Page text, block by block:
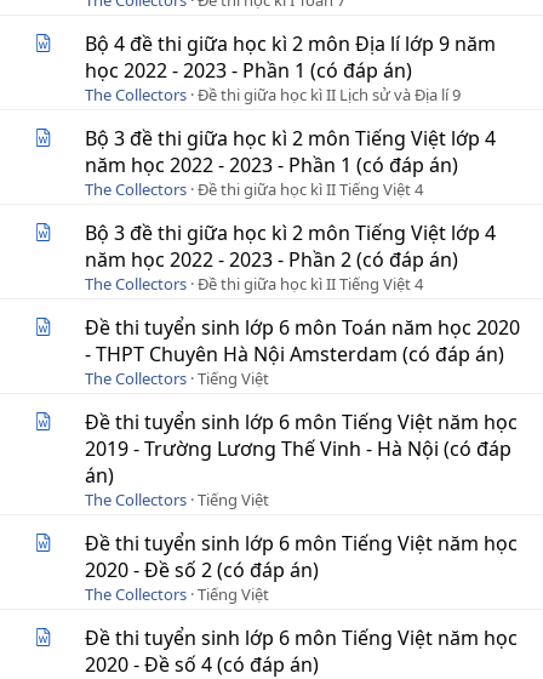
Bộ 4 đề thi giữa học kì 2 môn Địa lí lớp 9 năm
học 2022 - 2023 - Phần 1 (có đáp án)
The Collectors Đề thi giữa học kì II Lịch sử và Địa lí 9
Bộ 3 đề thi giữa học kì 2 môn Tiếng Việt lớp 4
năm học 2022 - 2023 - Phần 1 (có đáp án)
The Collectors Đề thi giữa học kì II Tiếng Việt 4
Bộ 3 đề thi giữa học kì 2 môn Tiếng Việt lớp 4
năm học 2022 - 2023 - Phần 2 (có đáp án)
The Collectors Đề thi giữa học kì II Tiếng Việt 4
Đề thi tuyển sinh lớp 6 môn Toán năm học 2020
- THPT Chuyên Hà Nội Amsterdam (có đáp án)
The Collectors Tiếng Việt
Đề thi tuyển sinh lớp 6 môn Tiếng Việt năm học
2019 - Trường Lương Thế Vinh - Hà Nội (có đáp
án)
The Collectors Tiếng Việt
Đề thi tuyển sinh lớp 6 môn Tiếng Việt năm học
2020 - Đề số 2 (có đáp án)
The Collectors Tiếng Việt
Đề thi tuyển sinh lớp 6 môn Tiếng Việt năm học
2020 - Đề số 4 (có đáp án)